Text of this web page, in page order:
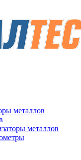
металлов
металлов